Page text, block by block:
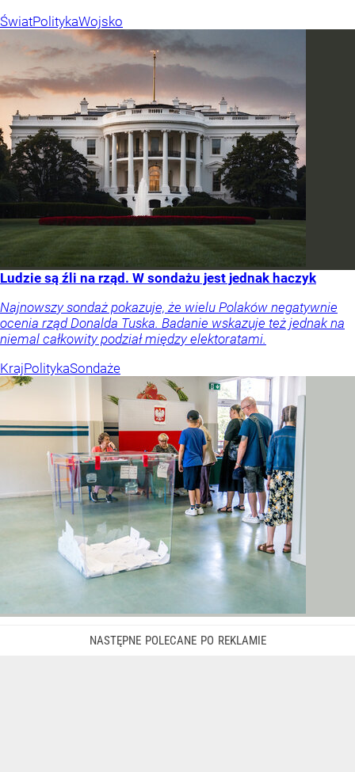
ŚwiatPolitykaWojsko
Ludzie są źli na rząd. W sondażu jest jednak haczyk
Najnowszy sondaż pokazuje, że wielu Polaków negatywnie
ocenia rząd Donalda Tuska. Badanie wskazuje też jednak na
niemal całkowity podział między elektoratami.
KrajPolitykaSondaże